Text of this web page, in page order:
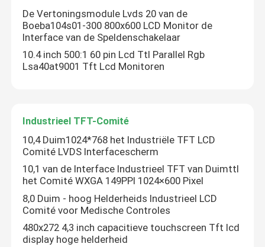
Huis
Video's
Fabriekstocht
Kwaliteitscontrole
De Vertoningsmodule Lvds 20 van de
Boeba104s01-300 800x600 LCD Monitor de
Interface van de Speldenschakelaar
10.4 inch 500:1 60 pin Lcd Ttl Parallel Rgb
Lsa40at9001 Tft Lcd Monitoren
Industrieel TFT-Comité
10,4 Duim1024*768 het Industriële TFT LCD
Comité LVDS Interfacescherm
10,1 van de Interface Industrieel TFT van Duimttl
het Comité WXGA 149PPI 1024×600 Pixel
8,0 Duim - hoog Helderheids Industrieel LCD
Comité voor Medische Controles
480x272 4,3 inch capacitieve touchscreen Tft lcd
display hoge helderheid